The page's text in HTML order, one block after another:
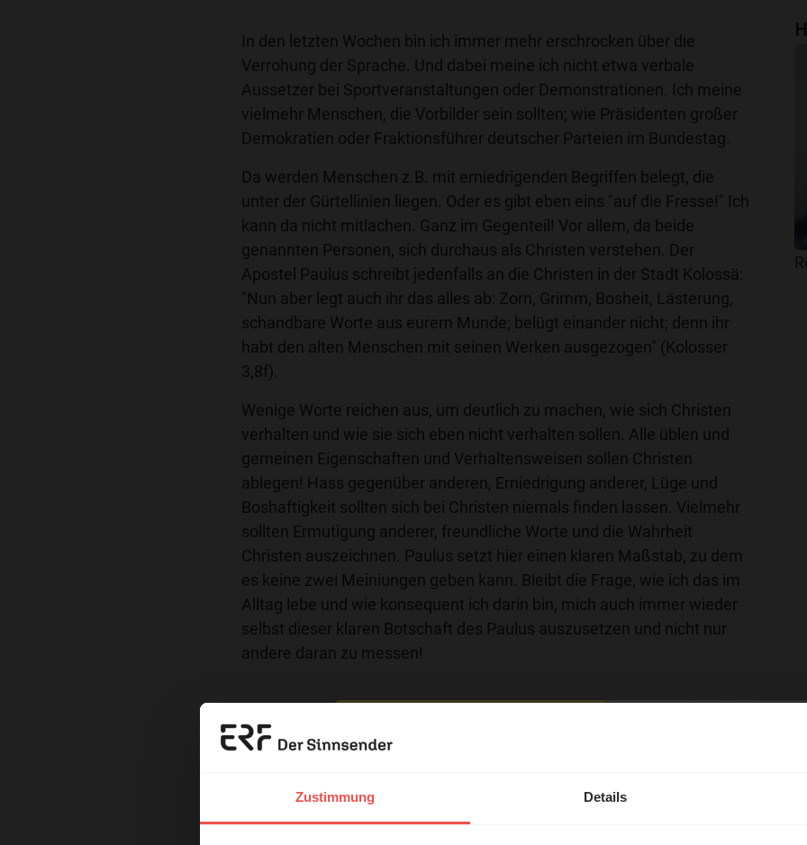
Zustimmung Details
In den letzten Wochen bin ich immer mehr erschrocken über die
Verrohung der Sprache. Und dabei meine ich nicht etwa verbale
Aussetzer bei Sportveranstaltungen oder Demonstrationen. Ich meine
vielmehr Menschen, die Vorbilder sein sollten; wie Präsidenten großer
Demokratien oder Fraktionsführer deutscher Parteien im Bundestag.
Da werden Menschen z.B. mit erniedrigenden Begriffen belegt, die
unter der Gürtellinien liegen. Oder es gibt eben eins "auf die Fresse!" Ich
kann da nicht mitlachen. Ganz im Gegenteil! Vor allem, da beide
genannten Personen, sich durchaus als Christen verstehen. Der
Apostel Paulus schreibt jedenfalls an die Christen in der Stadt Kolossä:
"Nun aber legt auch ihr das alles ab: Zorn, Grimm, Bosheit, Lästerung,
schandbare Worte aus eurem Munde; belügt einander nicht; denn ihr
habt den alten Menschen mit seinen Werken ausgezogen" (Kolosser
3,8f).
Wenige Worte reichen aus, um deutlich zu machen, wie sich Christen
verhalten und wie sie sich eben nicht verhalten sollen. Alle üblen und
gemeinen Eigenschaften und Verhaltensweisen sollen Christen
ablegen! Hass gegenüber anderen, Erniedrigung anderer, Lüge und
Boshaftigkeit sollten sich bei Christen niemals finden lassen. Vielmehr
sollten Ermutigung anderer, freundliche Worte und die Wahrheit
Christen auszeichnen. Paulus setzt hier einen klaren Maßstab, zu dem
es keine zwei Meiniungen geben kann. Bleibt die Frage, wie ich das im
Alltag lebe und wie konsequent ich darin bin, mich auch immer wieder
selbst dieser klaren Botschaft des Paulus auszusetzen und nicht nur
andere daran zu messen!
Sie möchten noch tiefer in die Bibel eintauchen? Wir empfehlen unsere
Nutzungsrechte
Erzähl mal!
Das erleben unsere Hörerinnen
und Hörer mit Gott ...